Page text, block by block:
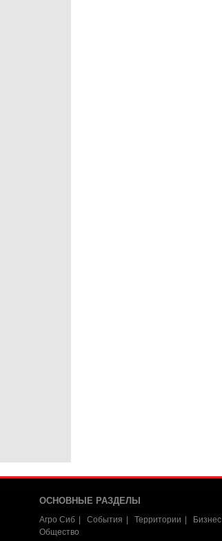
ОСНОВНЫЕ РАЗДЕЛЫ
Агро Сиб События Территории Бизнес
Общество